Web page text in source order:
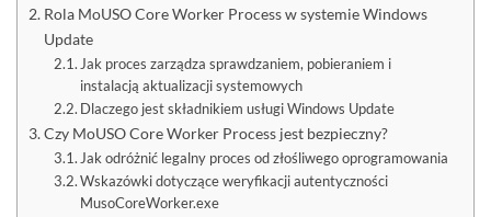
Rola MoUSO Core Worker Process w systemie Windows
Update
Jak proces zarządza sprawdzaniem, pobieraniem i
instalacją aktualizacji systemowych
Dlaczego jest składnikiem usługi Windows Update
Czy MoUSO Core Worker Process jest bezpieczny?
Jak odróżnić legalny proces od złośliwego oprogramowania
Wskazówki dotyczące weryfikacji autentyczności
MusoCoreWorker.exe